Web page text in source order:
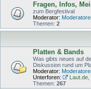
Fragen, Infos,
zum Bergfestival
Moderator:
Themen: 2
Platten & Bands
Was gibts neues auf
Diskussion rund um
Moderator:
Unterforen:
Laut.de,
Themen: 267